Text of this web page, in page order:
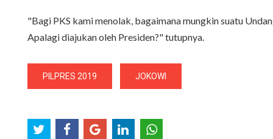
"Bagi PKS kami menolak, bagaimana mungkin suatu
Apalagi diajukan oleh Presiden?" tutupnya.
PILPRES 2019 JOKOWI